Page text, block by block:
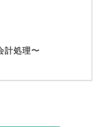
計処理〜